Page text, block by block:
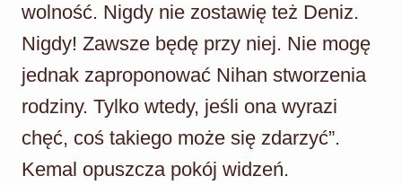
wolność. Nigdy nie zostawię też Deniz.
Nigdy! Zawsze będę przy niej. Nie mogę
jednak zaproponować Nihan stworzenia
rodziny. Tylko wtedy, jeśli ona wyrazi
chęć, coś takiego może się zdarzyć”.
Kemal opuszcza pokój widzeń.